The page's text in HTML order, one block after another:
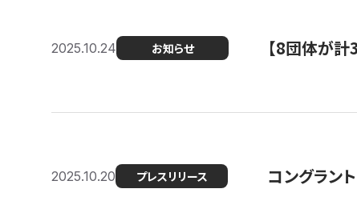
2025.10.24 お知らせ 【8団体が
2025.10.20 プレスリリース コングラン